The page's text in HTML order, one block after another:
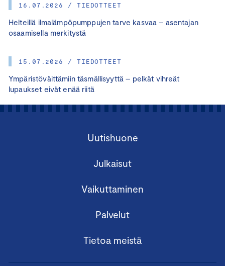
16.07.2026 / TIEDOTTEET
Helteillä ilmalämpöpumppujen tarve kasvaa – asentajan
osaamisella merkitystä
15.07.2026 / TIEDOTTEET
Ympäristöväittämiin täsmällisyyttä – pelkät vihreät
lupaukset eivät enää riitä
Uutishuone
Julkaisut
Vaikuttaminen
Palvelut
Tietoa meistä